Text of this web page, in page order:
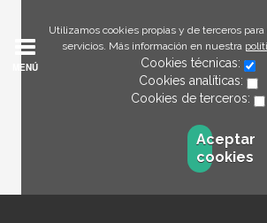
Utilizamos cookies propias y de terceros
servicios. Más información en nuestra
Cookies técnicas:
Cookies analíticas:
Cookies de terceros:
Aceptar
cookies
MENÚ